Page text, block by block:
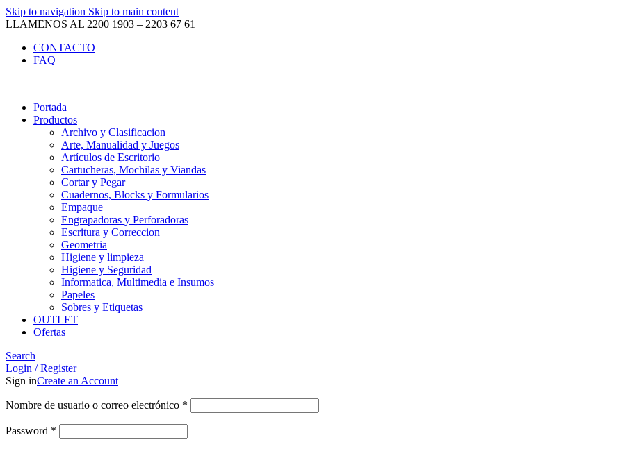
Skip to navigation Skip to main content
LLAMENOS AL 2200 1903 – 2203 67 61
CONTACTO
FAQ
Portada
Productos
Archivo y Clasificacion
Arte, Manualidad y Juegos
Artículos de Escritorio
Cartucheras, Mochilas y Viandas
Cortar y Pegar
Cuadernos, Blocks y Formularios
Empaque
Engrapadoras y Perforadoras
Escritura y Correccion
Geometria
Higiene y limpieza
Higiene y Seguridad
Informatica, Multimedia e Insumos
Papeles
Sobres y Etiquetas
OUTLET
Ofertas
Search
Login / Register
Sign inCreate an Account
Nombre de usuario o correo electrónico *
Password *